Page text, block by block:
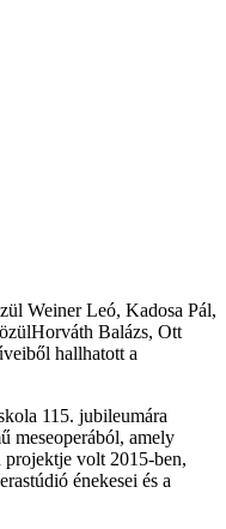
Weiner Leó, Kadosa Pál,
Balázs, Ott
hallhatott a
115. jubileumára
meseoperából, amely
projektje volt 2015-ben,
énekesei és a